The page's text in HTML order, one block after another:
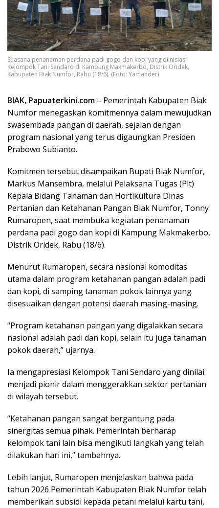
Suasana penanaman perdana padi gogo dan kopi yang diinisiasi
Kelompok Tani Sendaro di Kampung Makmakerbo, Distrik Oridek,
Kabupaten Biak Numfor, Rabu (18/6). (Foto: Yamander)
BIAK, Papuaterkini.com – Pemerintah Kabupaten Biak
Numfor menegaskan komitmennya dalam mewujudkan
swasembada pangan di daerah, sejalan dengan
program nasional yang terus digaungkan Presiden
Prabowo Subianto.
Komitmen tersebut disampaikan Bupati Biak Numfor,
Markus Mansembra, melalui Pelaksana Tugas (Plt)
Kepala Bidang Tanaman dan Hortikultura Dinas
Pertanian dan Ketahanan Pangan Biak Numfor, Tonny
Rumaropen, saat membuka kegiatan penanaman
perdana padi gogo dan kopi di Kampung Makmakerbo,
Distrik Oridek, Rabu (18/6).
Menurut Rumaropen, secara nasional komoditas
utama dalam program ketahanan pangan adalah padi
dan kopi, di samping tanaman pokok lainnya yang
disesuaikan dengan potensi daerah masing-masing.
“Program ketahanan pangan yang digalakkan secara
nasional adalah padi dan kopi, selain itu juga tanaman
pokok daerah,” ujarnya.
Ia mengapresiasi Kelompok Tani Sendaro yang dinilai
menjadi pionir dalam menggerakkan sektor pertanian
di wilayah tersebut.
“Ketahanan pangan sangat bergantung pada
sinergitas semua pihak. Pemerintah berharap
kelompok tani lain bisa mengikuti langkah yang telah
dilakukan hari ini,” tambahnya.
Lebih lanjut, Rumaropen menjelaskan bahwa pada
tahun 2026 Pemerintah Kabupaten Biak Numfor telah
memberikan subsidi kepada petani melalui kartu tani,